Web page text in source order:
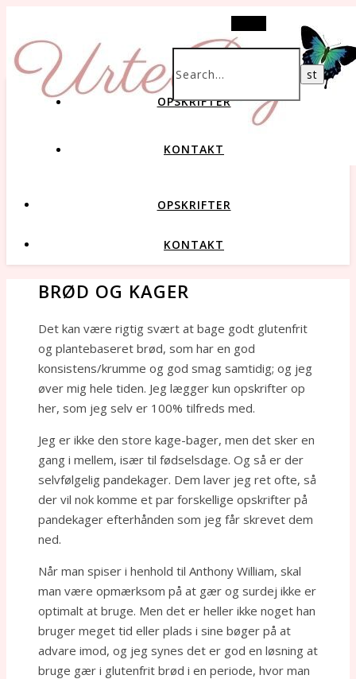
OPSKRIFTER
KONTAKT
OPSKRIFTER
KONTAKT
BRØD OG KAGER
Det kan være rigtig svært at bage godt glutenfrit
og plantebaseret brød, som har en god
konsistens/krumme og god smag samtidig; og jeg
øver mig hele tiden. Jeg lægger kun opskrifter op
her, som jeg selv er 100% tilfreds med.
Jeg er ikke den store kage-bager, men det sker en
gang i mellem, især til fødselsdage. Og så er der
selvfølgelig pandekager. Dem laver jeg ret ofte, så
der vil nok komme et par forskellige opskrifter på
pandekager efterhånden som jeg får skrevet dem
ned.
Når man spiser i henhold til Anthony William, skal
man være opmærksom på at gær og surdej ikke er
optimalt at bruge. Men det er heller ikke noget han
bruger meget tid eller plads i sine bøger på at
advare imod, og jeg synes det er god en løsning at
bruge gær i glutenfrit brød i en periode, hvor man